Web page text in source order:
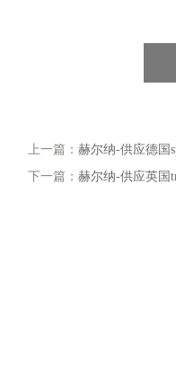
供暖、制冷和工业系统的安装系
上一篇： 赫尔纳-供应德国
下一篇： 赫尔纳-供应英国